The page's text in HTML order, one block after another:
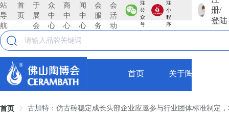
站
导
航:
首
页
于
展
会
众
中
心
商
中
心
闻
中
心
会
服
务
会
活
动
注
公
众
号
注
小
程
序
册/
登陆
首页 关于陶博会
首页 古加特：仿古砖稳定成长头部企业应邀参与行业团体标准制定